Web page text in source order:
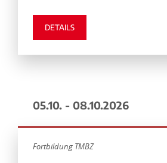
DETAILS
05.10. - 08.10.2026
Fortbildung TMBZ